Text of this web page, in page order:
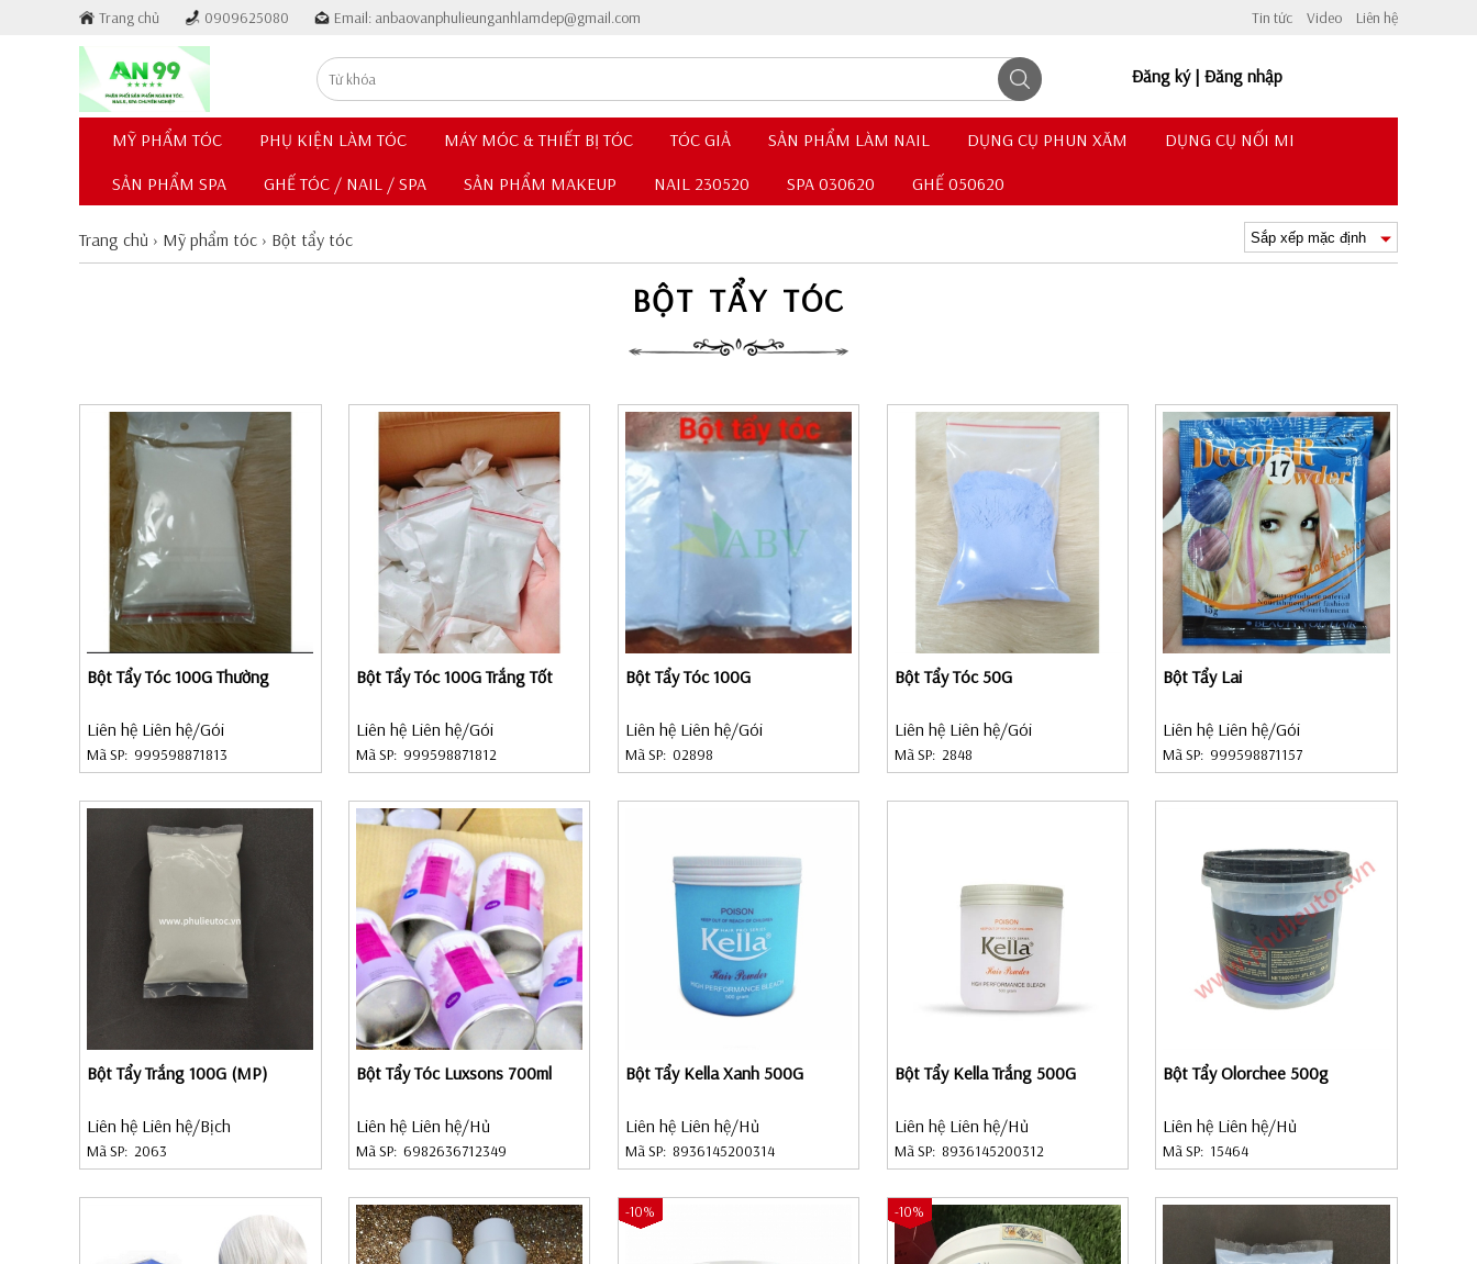
Trang chủ 0909625080 Email: anbaovanphulieunganhlamdep@gmail.com Tin tức Video Liên hệ
Đăng ký| Đăng nhập
MỸ PHẨM TÓC PHỤ KIỆN LÀM TÓC MÁY MÓC & THIẾT BỊ TÓC TÓC GIẢ SẢN PHẨM LÀM NAIL DỤNG CỤ PHUN XĂM
DỤNG CỤ NỐI MI
SẢN PHẨM SPA
GHẾ TÓC / NAIL / SPA SẢN PHẨM MAKEUP NAIL 230520 SPA 030620 GHẾ 050620
Trang chủ › Mỹ phẩm tóc › Bột tẩy tóc
BỘT TẨY TÓC
Bột Tẩy Tóc 100G Thường
Liên hệ Liên hệ/Gói
Mã SP: 999598871813
Bột Tẩy Tóc 100G Trắng Tốt
Liên hệ Liên hệ/Gói
Mã SP: 999598871812
Bột Tẩy Tóc 100G
Liên hệ Liên hệ/Gói
Mã SP: 02898
Bột Tẩy Tóc 50G
Liên hệ Liên hệ/Gói
Mã SP: 2848
Bột Tẩy Lai
Liên hệ Liên hệ/Gói
Mã SP: 999598871157
Bột Tẩy Trắng 100G (MP)
Liên hệ Liên hệ/Bịch
Mã SP: 2063
Bột Tẩy Tóc Luxsons 700ml
Liên hệ Liên hệ/Hủ
Mã SP: 6982636712349
Bột Tẩy Kella Xanh 500G
Liên hệ Liên hệ/Hủ
Mã SP: 8936145200314
Bột Tẩy Kella Trắng 500G
Liên hệ Liên hệ/Hủ
Mã SP: 8936145200312
Bột Tẩy Olorchee 500g
Liên hệ Liên hệ/Hủ
Mã SP: 15464
-10% -10%